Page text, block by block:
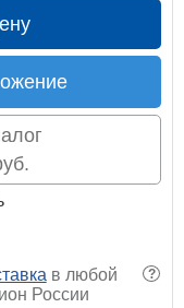
?
в любой
России